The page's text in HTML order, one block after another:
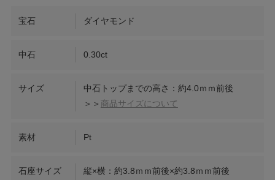
宝石 ダイヤモンド
中石 0.30ct
サイズ
中石トップまでの高さ：約4.0ｍｍ前後
＞＞ 商品サイズについて
素材 Pt
石座サイズ
縦×横：約3.8ｍｍ前後×約3.8ｍｍ前後